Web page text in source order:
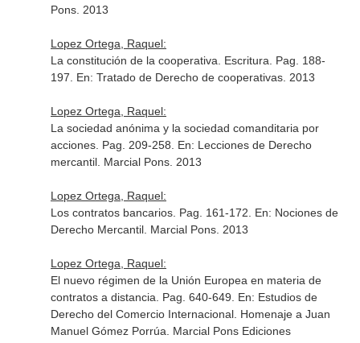
Pons. 2013
Lopez Ortega, Raquel:
La constitución de la cooperativa. Escritura. Pag. 188-
197. En: Tratado de Derecho de cooperativas. 2013
Lopez Ortega, Raquel:
La sociedad anónima y la sociedad comanditaria por
acciones. Pag. 209-258. En: Lecciones de Derecho
mercantil. Marcial Pons. 2013
Lopez Ortega, Raquel:
Los contratos bancarios. Pag. 161-172. En: Nociones de
Derecho Mercantil. Marcial Pons. 2013
Lopez Ortega, Raquel:
El nuevo régimen de la Unión Europea en materia de
contratos a distancia. Pag. 640-649. En: Estudios de
Derecho del Comercio Internacional. Homenaje a Juan
Manuel Gómez Porrúa . Marcial Pons Ediciones